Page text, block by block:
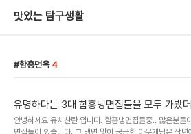
맛있는 탐구생활
함흥면옥 4
유명하다는 3대 함흥냉면집들을 모두 가봤
안녕하세요 유치찬란 입니다. 함흥냉면집들중.. 많은분
면집들이 있습니다. 그 냉면 맛이 궁금한 아무개님은 작